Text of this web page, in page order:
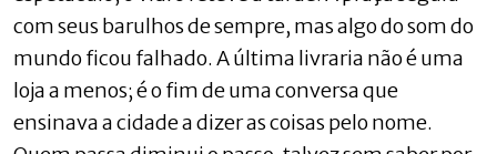
com seus barulhos de sempre, mas algo do som do
mundo ficou falhado. A última livraria não é uma
loja a menos; é o fim de uma conversa que
ensinava a cidade a dizer as coisas pelo nome.